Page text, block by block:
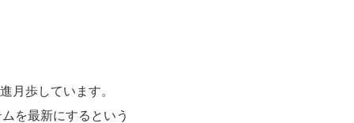
月歩しています。
を最新にするという